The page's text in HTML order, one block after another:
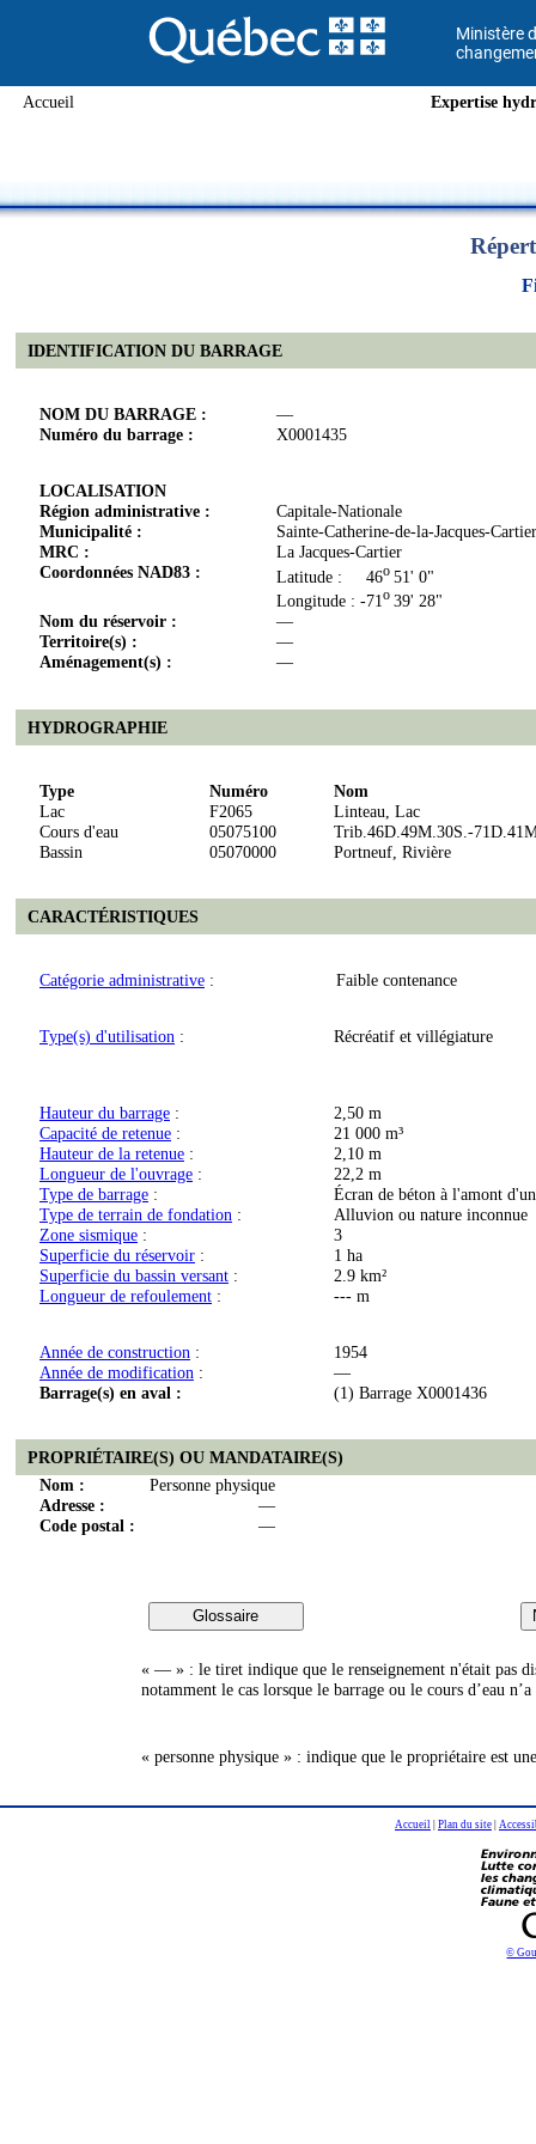
Ministère
Accueil Expertise
IDENTIFICATION DU BARRAGE
NOM DU BARRAGE :
—
Numéro du barrage :
X0001435
LOCALISATION
Région administrative :
Capitale-Nationale
Municipalité :
Sainte-Catherine-de-la-Jacques-
MRC :
La Jacques-Cartier
Coordonnées NAD83 :
Latitude : 46o 51' 0"
Longitude : -71o 39' 28"
Nom du réservoir :
—
Territoire(s) :
—
Aménagement(s) :
—
HYDROGRAPHIE
Type Numéro
Nom
Lac
F2065
Linteau, Lac
Cours d'eau
05075100
Trib.46D.49M.30S.-
Bassin
05070000 Portneuf, Rivière
CARACTÉRISTIQUES
Catégorie administrative : Faible contenance
Type(s) d'utilisation : Récréatif et villégiature
Hauteur du barrage :
2,50 m
Capacité de retenue :
21 000 m³
Hauteur de la retenue :
2,10 m
Longueur de l'ouvrage :
22,2 m
Type de barrage :
Écran de béton à l'amont
Type de terrain de fondation :
Alluvion ou nature inconnue
Zone sismique :
3
Superficie du réservoir :
1 ha
Superficie du bassin versant :
2.9 km²
Longueur de refoulement : --- m
Année de construction :
1954
Année de modification :
—
Barrage(s) en aval :
(1) Barrage X0001436
PROPRIÉTAIRE(S) OU MANDATAIRE(S)
Nom :
Personne physique
Adresse :
—
Code postal :
—
« — » : le tiret indique que le renseignement n'était pas
notamment le cas lorsque le barrage ou le cours d’eau
« personne physique » : indique que le propriétaire est
Accueil Plan du site
©